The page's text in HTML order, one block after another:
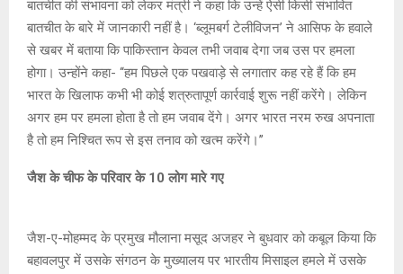
बातचीत की संभावना को लेकर मंत्री ने कहा कि उन्हें ऐसी किसी संभावित
बातचीत के बारे में जानकारी नहीं है। ‘ब्लूमबर्ग टेलीविजन’ ने आसिफ के हवाले
से खबर में बताया कि पाकिस्तान केवल तभी जवाब देगा जब उस पर हमला
होगा। उन्होंने कहा- ‘‘हम पिछले एक पखवाड़े से लगातार कह रहे हैं कि हम
भारत के खिलाफ कभी भी कोई शत्रुतापूर्ण कार्रवाई शुरू नहीं करेंगे। लेकिन
अगर हम पर हमला होता है तो हम जवाब देंगे। अगर भारत नरम रुख अपनाता
है तो हम निश्चित रूप से इस तनाव को खत्म करेंगे।’’
जैश के चीफ के परिवार के 10 लोग मारे गए
जैश-ए-मोहम्मद के प्रमुख मौलाना मसूद अजहर ने बुधवार को कबूल किया कि
बहावलपुर में उसके संगठन के मुख्यालय पर भारतीय मिसाइल हमले में उसके